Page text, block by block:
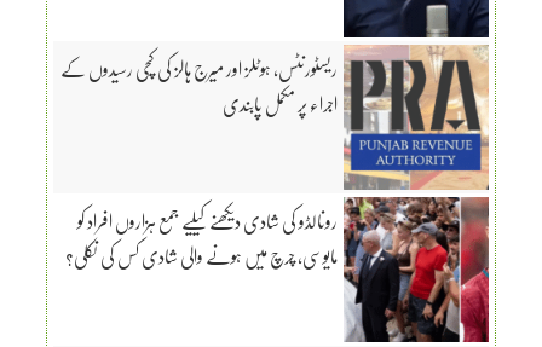
ریسٹورنٹس، ہوٹلز اور میرج ہالز کی کچی رسیدوں کے
اجراء پر مکمل پابندی
رونالڈو کی شادی دیکھنے کیلیے جمع ہزاروں افراد کو
مایوسی، چرچ میں ہونے والی شادی کس کی نکلی؟